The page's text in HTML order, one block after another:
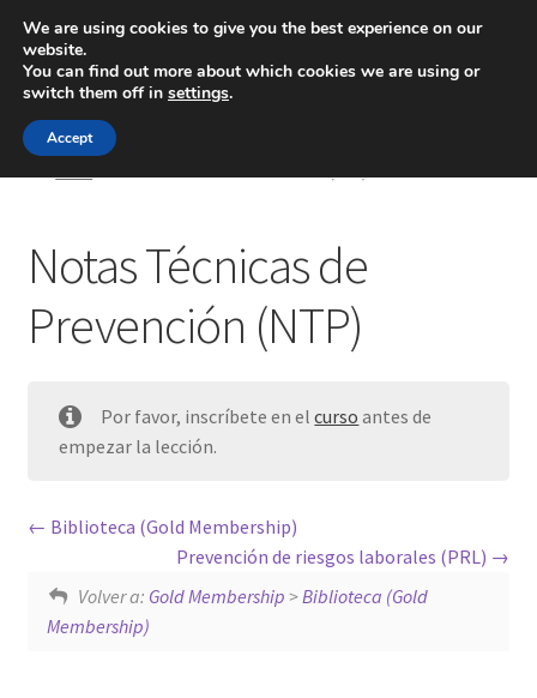
Inicio
Ingeniería
Contacto
Notas Técnicas de
Prevención (NTP)
Por favor, inscríbete en elcurso antes de
empezar la lección.
Biblioteca (Gold Membership)
Prevención de riesgos laborales (PRL)
Volver a: Gold Membership >Biblioteca (Gold
Membership)
We are using cookies to give you the best experience on our
website.
You can find out more about which cookies we are using or
switch them off in settings.
Accept